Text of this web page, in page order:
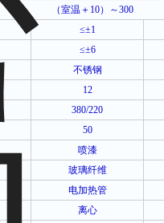
（室温＋ 10）～300
≤±1
≤±6
不锈钢
12
380/220
50
喷漆
玻璃纤维
电加热管
离心